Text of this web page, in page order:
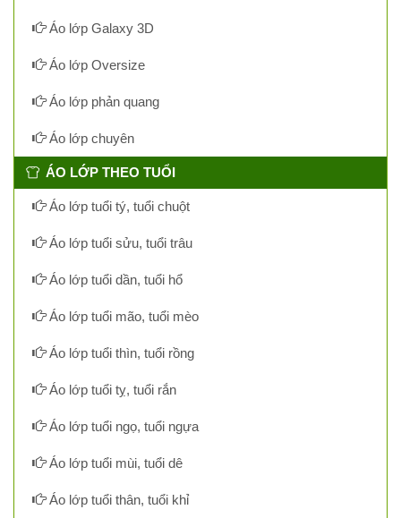
Áo lớp Galaxy 3D
Áo lớp Oversize
Áo lớp phản quang
Áo lớp chuyên
ÁO LỚP THEO TUỔI
Áo lớp tuổi tý, tuổi chuột
Áo lớp tuổi sửu, tuổi trâu
Áo lớp tuổi dần, tuổi hổ
Áo lớp tuổi mão, tuổi mèo
Áo lớp tuổi thìn, tuổi rồng
Áo lớp tuổi tỵ, tuổi rắn
Áo lớp tuổi ngọ, tuổi ngựa
Áo lớp tuổi mùi, tuổi dê
Áo lớp tuổi thân, tuổi khỉ